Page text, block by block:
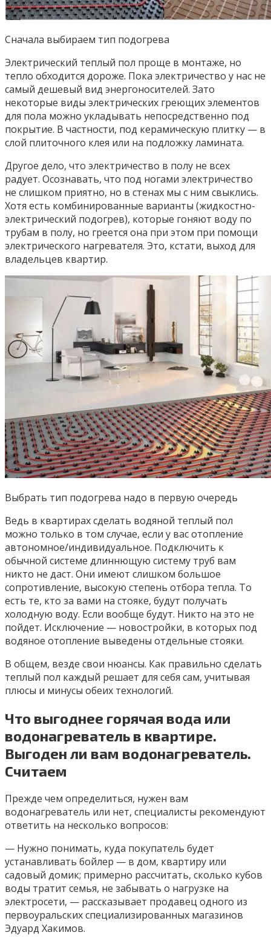
Сначала выбираем тип подогрева
Электрический теплый пол проще в монтаже, но
тепло обходится дороже. Пока электричество у нас не
самый дешевый вид энергоносителей. Зато
некоторые виды электрических греющих элементов
для пола можно укладывать непосредственно под
покрытие. В частности, под керамическую плитку — в
слой плиточного клея или на подложку ламината.
Другое дело, что электричество в полу не всех
радует. Осознавать, что под ногами электричество
не слишком приятно, но в стенах мы с ним свыклись.
Хотя есть комбинированные варианты (жидкостно-
электрический подогрев), которые гоняют воду по
трубам в полу, но греется она при этом при помощи
электрического нагревателя. Это, кстати, выход для
владельцев квартир.
Выбрать тип подогрева надо в первую очередь
Ведь в квартирах сделать водяной теплый пол
можно только в том случае, если у вас отопление
автономное/индивидуальное. Подключить к
обычной системе длиннющую систему труб вам
никто не даст. Они имеют слишком большое
сопротивление, высокую степень отбора тепла. То
есть те, кто за вами на стояке, будут получать
холодную воду. Если вообще будут. Никто на это не
пойдет. Исключение — новостройки, в которых под
водяное отопление выведены отдельные стояки.
В общем, везде свои нюансы. Как правильно сделать
теплый пол каждый решает для себя сам, учитывая
плюсы и минусы обеих технологий.
Что выгоднее горячая вода или
водонагреватель в квартире.
Выгоден ли вам водонагреватель.
Считаем
Прежде чем определиться, нужен вам
водонагреватель или нет, специалисты рекомендуют
ответить на несколько вопросов:
— Нужно понимать, куда покупатель будет
устанавливать бойлер — в дом, квартиру или
садовый домик; примерно рассчитать, сколько кубов
воды тратит семья, не забывать о нагрузке на
электросети, — рассказывает продавец одного из
первоуральских специализированных магазинов
Эдуард Хакимов.